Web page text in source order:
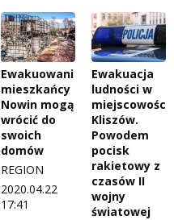
Ewakuowani
mieszkańcy
Nowin mogą
wrócić do
swoich
domów
REGION
2020.04.22
17:41
Ewakuacja
ludności w
miejscowości
Kliszów.
Powodem
pocisk
rakietowy z
czasów II
wojny
światowej